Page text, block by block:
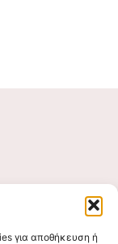
για αποθήκευση ή